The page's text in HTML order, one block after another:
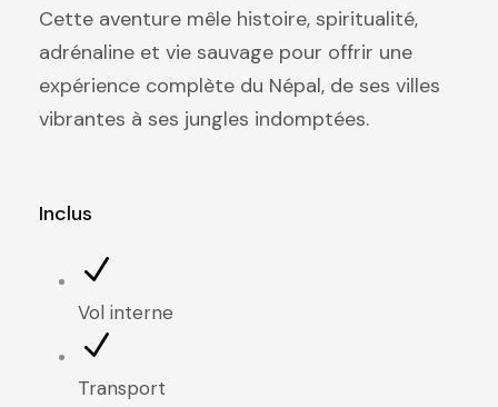
Cette aventure mêle histoire, spiritualité,
adrénaline et vie sauvage pour offrir une
expérience complète du Népal, de ses villes
vibrantes à ses jungles indomptées.
Inclus
Vol interne
Transport